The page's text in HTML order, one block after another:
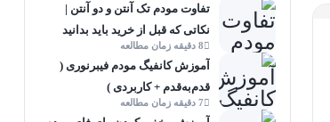
تفاوت مودم تک آنتن و دو آنتن |
نکاتی که قبل از خرید باید بدانید
8 دقیقه زمان مطالعه
آموزش کانفیگ مودم فیبرنوری (
قدم‌به‌قدم + کاربردی )
7 دقیقه زمان مطالعه